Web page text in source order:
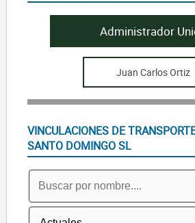
Administrador
Juan Carlos Ortiz
VINCULACIONES DE
SANTO DOMINGO SL